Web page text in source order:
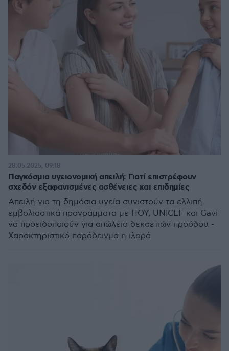
Παγκόσμια υγειονομική απειλή: Γιατί επιστρέφουν
σχεδόν εξαφανισμένες ασθένειες και επιδημίες
Απειλή για τη δημόσια υγεία συνιστούν τα ελλιπή
εμβολιαστικά προγράμματα με ΠΟΥ, UNICEF και Gavi
να προειδοποιούν για απώλεια δεκαετιών προόδου -
Χαρακτηριστικό παράδειγμα η ιλαρά
28.05.2025, 09:18